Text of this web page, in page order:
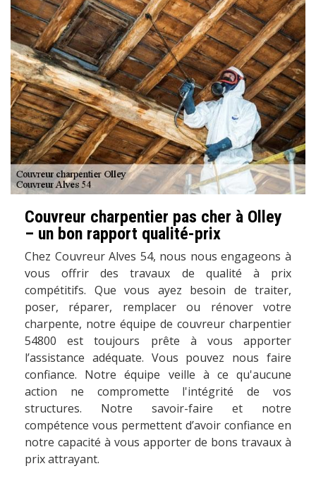
Couvreur charpentier pas cher à Olley
– un bon rapport qualité-prix
Chez Couvreur Alves 54, nous nous engageons à
vous offrir des travaux de qualité à prix
compétitifs. Que vous ayez besoin de traiter,
poser, réparer, remplacer ou rénover votre
charpente, notre équipe de couvreur charpentier
54800 est toujours prête à vous apporter
l’assistance adéquate. Vous pouvez nous faire
confiance. Notre équipe veille à ce qu'aucune
action ne compromette l'intégrité de vos
structures. Notre savoir-faire et notre
compétence vous permettent d’avoir confiance en
notre capacité à vous apporter de bons travaux à
prix attrayant.